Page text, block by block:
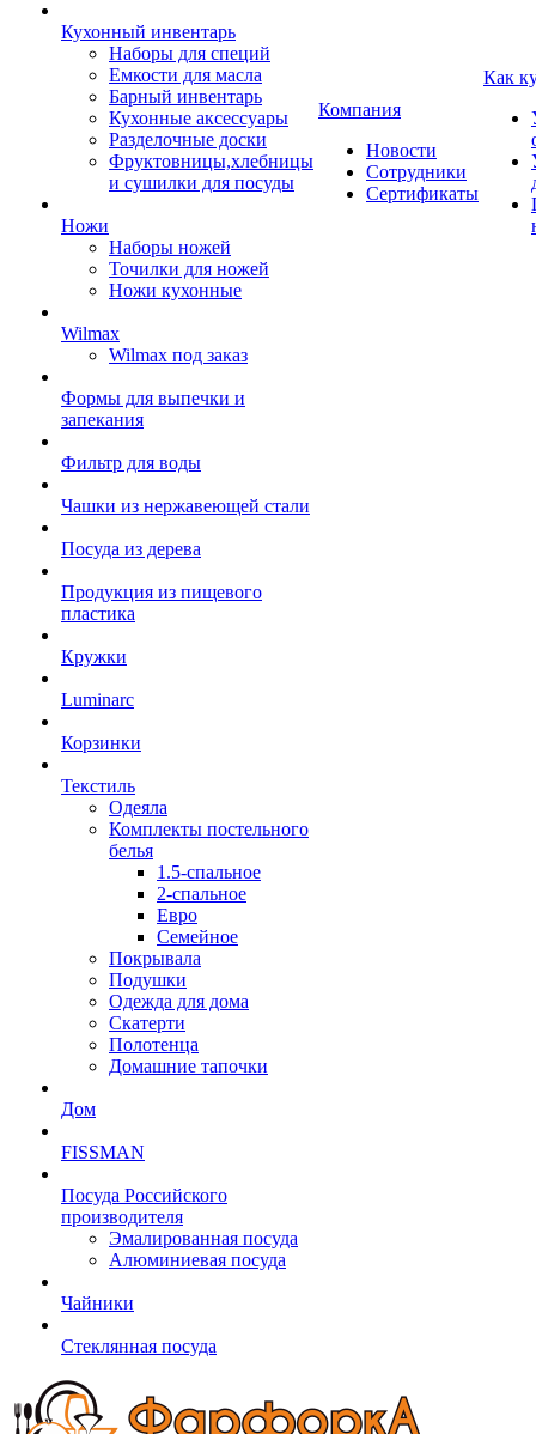
Кухонный инвентарь
Наборы для специй
Емкости для масла
Барный инвентарь
Кухонные аксессуары
Разделочные доски
Фруктовницы,хлебницы
и сушилки для посуды
Ножи
Наборы ножей
Точилки для ножей
Ножи кухонные
Wilmax
Wilmax под заказ
Формы для выпечки и
запекания
Фильтр для воды
Чашки из нержавеющей стали
Посуда из дерева
Продукция из пищевого
пластика
Кружки
Luminarc
Корзинки
Текстиль
Одеяла
Комплекты постельного
белья
1.5-спальное
2-спальное
Евро
Семейное
Покрывала
Подушки
Одежда для дома
Скатерти
Полотенца
Домашние тапочки
Дом
FISSMAN
Посуда Российского
производителя
Эмалированная посуда
Алюминиевая посуда
Чайники
Стеклянная посуда
Компания
Новости
Сотрудники
Сертификаты
Как